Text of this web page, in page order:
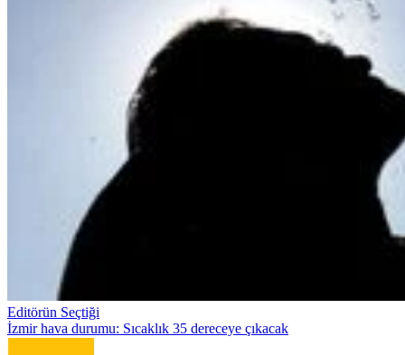
Editörün Seçtiği
İzmir hava durumu: Sıcaklık 35 dereceye çıkacak